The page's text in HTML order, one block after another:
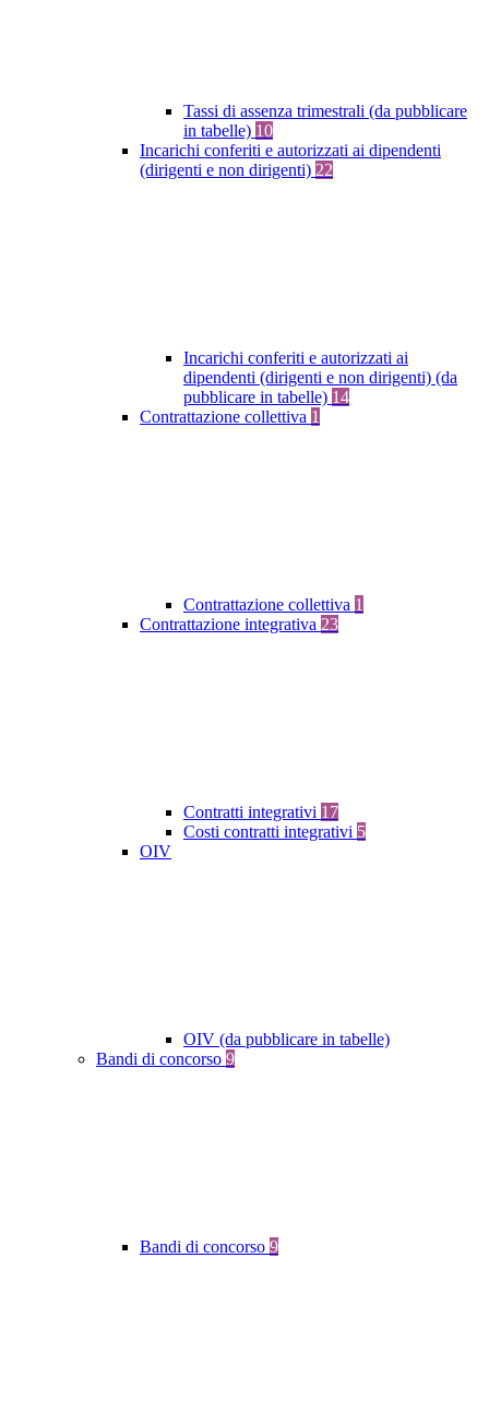
Tassi di assenza trimestrali (da pubblicare
in tabelle) 10
Incarichi conferiti e autorizzati ai dipendenti
(dirigenti e non dirigenti) 22
Incarichi conferiti e autorizzati ai
dipendenti (dirigenti e non dirigenti) (da
pubblicare in tabelle) 14
Contrattazione collettiva 1
Contrattazione collettiva 1
Contrattazione integrativa 23
Contratti integrativi 17
Costi contratti integrativi 5
OIV
OIV (da pubblicare in tabelle)
Bandi di concorso 9
Bandi di concorso 9